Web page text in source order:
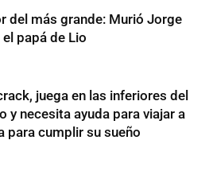
del más grande: Murió Jorge
papá de Lio
juega en las inferiores del
y necesita ayuda para viajar a
para cumplir su sueño